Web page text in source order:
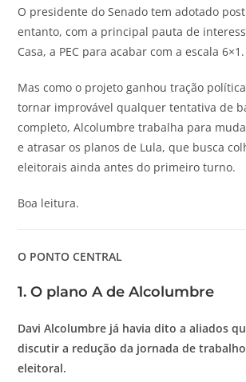
O presidente do Senado tem adotado
entanto, com a principal pauta de
Casa, a PEC para acabar com a escala 6×1.
Mas como o projeto ganhou tração
tornar improvável qualquer tentativa de
completo, Alcolumbre trabalha para
e atrasar os planos de Lula, que busca
eleitorais ainda antes do primeiro turno.
Boa leitura.
O PONTO CENTRAL
1. O plano A de Alcolumbre
Davi Alcolumbre já havia dito a aliados
discutir a redução da jornada de
eleitoral.